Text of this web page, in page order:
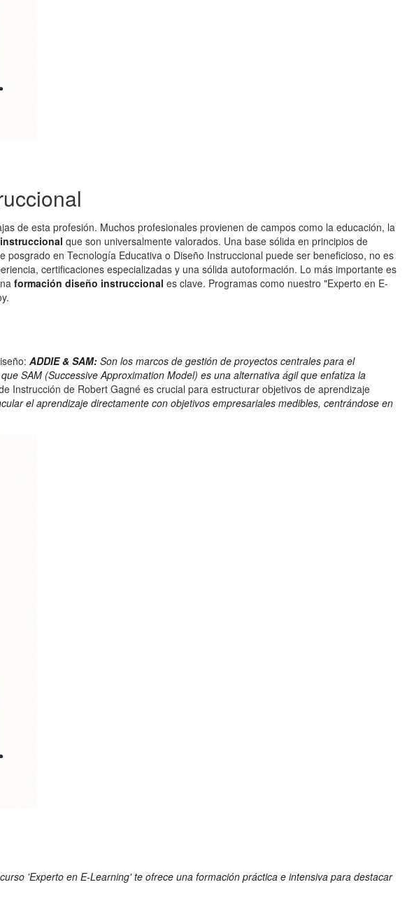
de esta profesión. Muchos profesionales provienen de campos como la educación, la
que son universalmente valorados. Una base sólida en principios de
en Tecnología Educativa o Diseño Instruccional puede ser beneficioso, no es
certificaciones especializadas y una sólida autoformación. Lo más importante es
formación diseño instruccional es clave. Programas como nuestro "Experto en E-
ADDIE & SAM: Son los marcos de gestión de proyectos centrales para el
SAM (Successive Approximation Model) es una alternativa ágil que enfatiza la
Instrucción de Robert Gagné es crucial para estructurar objetivos de aprendizaje
el aprendizaje directamente con objetivos empresariales medibles, centrándose en
'Experto en E-Learning' te ofrece una formación práctica e intensiva para destacar